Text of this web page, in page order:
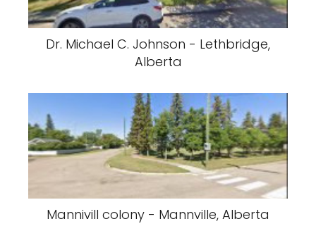
Dr. Michael C. Johnson - Lethbridge,
Alberta
Mannivill colony - Mannville, Alberta